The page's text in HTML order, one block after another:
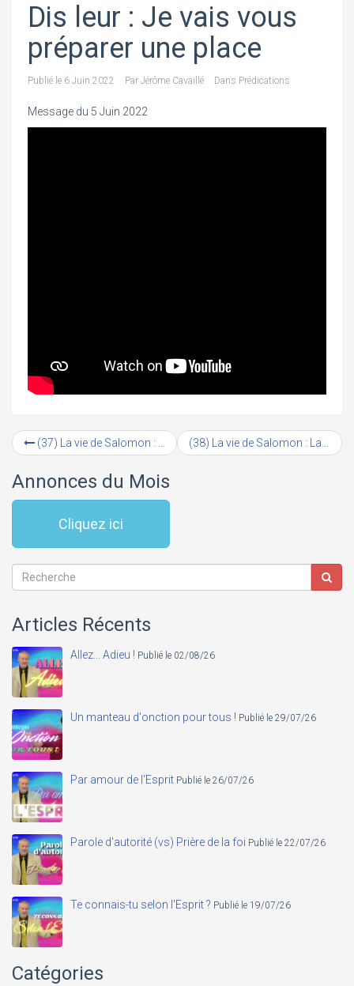
Dis leur : Je vais vous
préparer une place
Publié le 6 Juin 2022 Par Jérôme Cavaillé Dans Prédications
Message du 5 Juin 2022
(37) La vie de Salomon : La dédicace du Temple (#4)
Annonces du Mois
Cliquez ici
Articles Récents
Allez... Adieu ! Publié le 02/08/26
Un manteau d'onction pour tous ! Publié le 29/07/26
Par amour de l'Esprit Publié le 26/07/26
Parole d'autorité (vs) Prière de la foi Publié le 22/07/26
Te connais-tu selon l'Esprit ? Publié le 19/07/26
Catégories